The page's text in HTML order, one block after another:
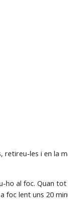
retireu-les i en
ho al foc. Quan
foc lent uns 20